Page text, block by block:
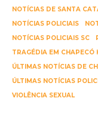
NOTÍCIAS DE SANTA
NOTÍCIAS POLICIAIS
NOTÍCIAS POLICIAIS SC
TRAGÉDIA EM CHAPECÓ
ÚLTIMAS NOTÍCIAS DE
ÚLTIMAS NOTÍCIAS
VIOLÊNCIA SEXUAL